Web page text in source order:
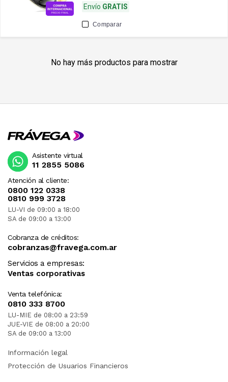
Envío GRATIS
Comparar
No hay más productos para mostrar
Atención al cliente:
0800 122 0338
0810 999 3728
LU-VI de 09:00 a 18:00
SA de 09:00 a 13:00
Cobranza de créditos:
cobranzas@fravega.com.ar
Servicios a empresas:
Ventas corporativas
Venta telefónica:
0810 333 8700
LU-MIE de 08:00 a 23:59
JUE-VIE de 08:00 a 20:00
SA de 09:00 a 13:00
Asistente virtual
11 2855 5086
Información legal
Protección de Usuarios Financieros